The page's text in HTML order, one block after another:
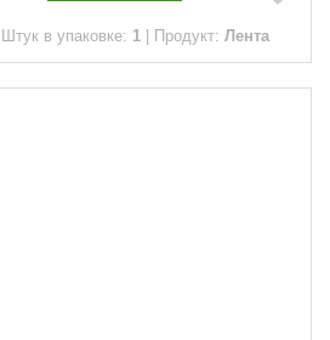
Штук в упаковке: 1 Продукт: Лента